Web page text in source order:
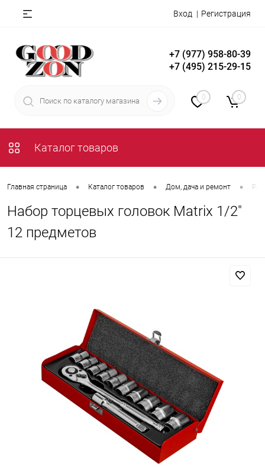
Вход Регистрация
+7 (977) 958-80-39
+7 (495) 215-29-15
0 0
Каталог товаров
Главная страница • Каталог товаров • Дом, дача и ремонт •
Набор торцевых головок Matrix 1/2"
12 предметов